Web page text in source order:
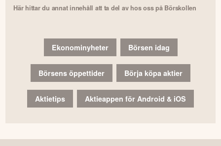
Här hittar du annat innehåll att ta del av hos oss på Börskollen
Ekonominyheter Börsen idag
Börsens öppettider Börja köpa aktier
Aktietips Aktieappen för Android & iOS